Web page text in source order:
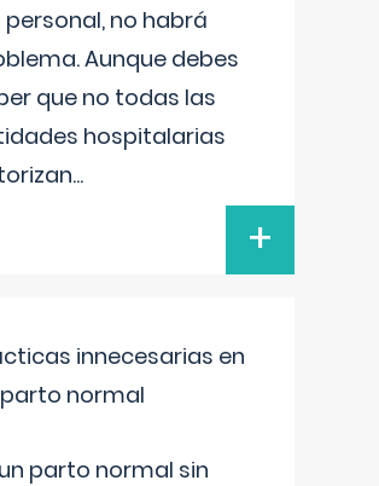
personal, no habrá
Aunque debes
que no todas las
hospitalarias
...
+
innecesarias en
normal
parto normal sin